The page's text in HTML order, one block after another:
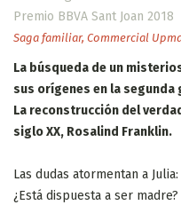
Premio BBVA Sant Joan 2018
Saga familiar, Commercial
La búsqueda de un
sus orígenes en la segunda
La reconstrucción del
siglo XX, Rosalind Franklin.
Las dudas atormentan a
¿Está dispuesta a ser